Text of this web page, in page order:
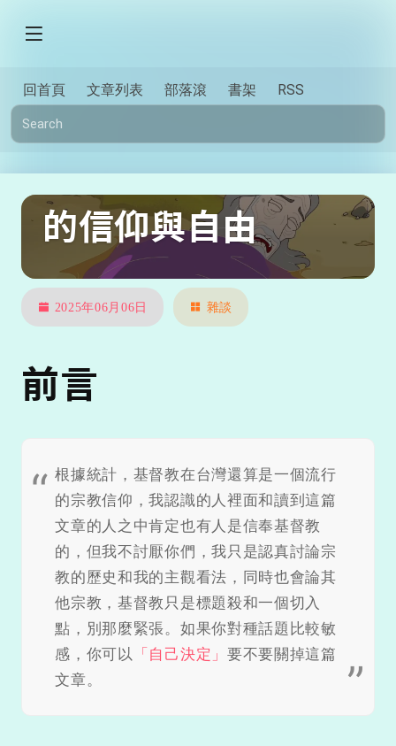
回首頁 文章列表 部落滾 書架 RSS
「上帝死了」之後
的信仰與自由
2025年06月06日 雜談
前言
根據統計，基督教在台灣還算是一個流行
的宗教信仰，我認識的人裡面和讀到這篇
文章的人之中肯定也有人是信奉基督教
的，但我不討厭你們，我只是認真討論宗
教的歷史和我的主觀看法，同時也會論其
他宗教，基督教只是標題殺和一個切入
點，別那麼緊張。如果你對種話題比較敏
感，你可以
「自己決定」 要不要關掉這篇
文章。